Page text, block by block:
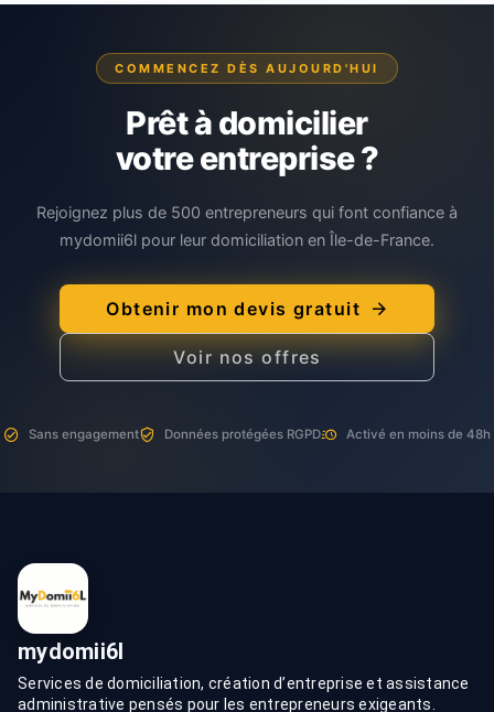
COMMENCEZ DÈS AUJOURD'HUI
Prêt à domicilier
votre entreprise ?
Rejoignez plus de 500 entrepreneurs qui font confiance à
mydomii6l pour leur domiciliation en Île-de-France.
Obtenir mon devis gratuit
Voir nos offres
Sans engagement Données protégées RGPD Activé en moins de 48h
mydomii6l
Services de domiciliation, création d’entreprise et assistance
administrative pensés pour les entrepreneurs exigeants.